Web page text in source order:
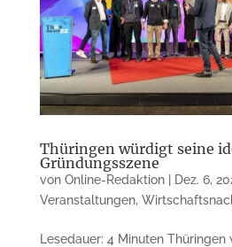
Thüringen würdigt seine
Gründungsszene
von Online-Redaktion| Dez. 6,
Veranstaltungen,
Lesedauer: 4 Minuten